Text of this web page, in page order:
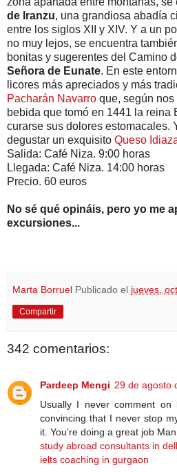
de Iranzu, una grandiosa abadía
entre los siglos XII y XIV. Y a un
no muy lejos, se encuentra
bonitas y sugerentes del Camino
Señora de Eunate. En este
licores más apreciados y más
Pacharán Navarro que, según
bebida que tomó en 1441 la reina
curarse sus dolores estomacales.
degustar un exquisito Queso
Salida: Café Niza. 9:00 horas
Llegada: Café Niza. 14:00 horas
Precio. 60 euros
No sé qué opináis, pero yo me
excursiones...
Marta Borruel Publicado el jueves,
Compartir
342 comentarios:
Pardeep Mengi 29 de agosto
Usually I never comment
convincing that I never stop
it. You’re doing a great job
study abroad consultants in
ielts coaching in gurgaon